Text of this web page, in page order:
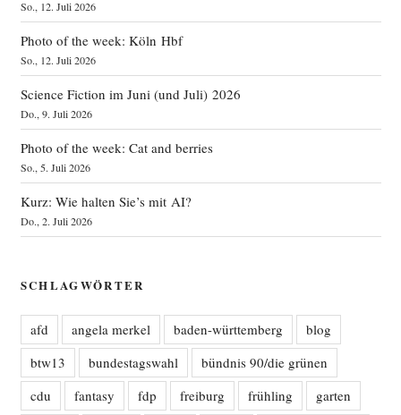
So., 12. Juli 2026
Photo of the week: Köln Hbf
So., 12. Juli 2026
Science Fiction im Juni (und Juli) 2026
Do., 9. Juli 2026
Photo of the week: Cat and berries
So., 5. Juli 2026
Kurz: Wie halten Sie’s mit AI?
Do., 2. Juli 2026
SCHLAGWÖRTER
afd angela merkel baden-württemberg
blog
btw13
bundestagswahl
bündnis 90/die grünen
cdu
fantasy fdp freiburg frühling garten